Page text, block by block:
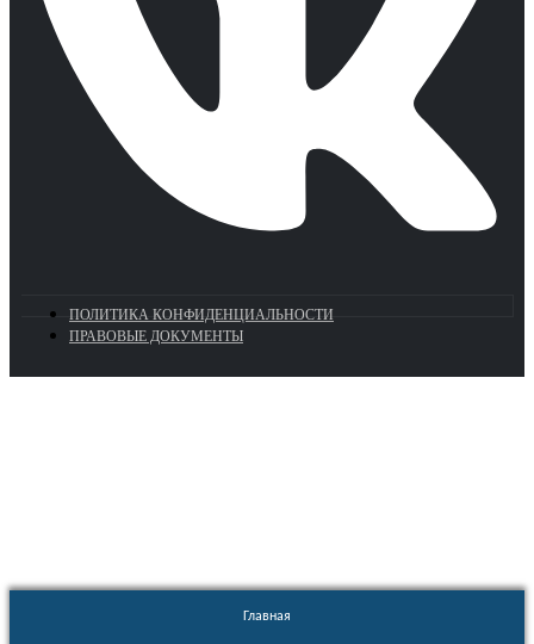
ПОЛИТИКА КОНФИДЕНЦИАЛЬНОСТИ
ПРАВОВЫЕ ДОКУМЕНТЫ
Главная